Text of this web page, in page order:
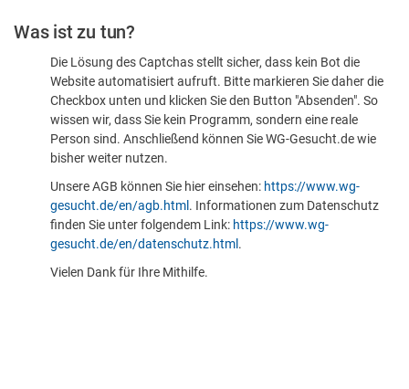
sind
Was ist zu tun?
Die Lösung des Captchas stellt sicher, dass kein Bot die
Website automatisiert aufruft. Bitte markieren Sie daher die
Checkbox unten und klicken Sie den Button "Absenden". So
wissen wir, dass Sie kein Programm, sondern eine reale
Person sind. Anschließend können Sie WG-Gesucht.de wie
bisher weiter nutzen.
Unsere AGB können Sie hier einsehen: https://www.wg-
gesucht.de/en/agb.html . Informationen zum Datenschutz
finden Sie unter folgendem Link: https://www.wg-
gesucht.de/en/datenschutz.html .
Vielen Dank für Ihre Mithilfe.